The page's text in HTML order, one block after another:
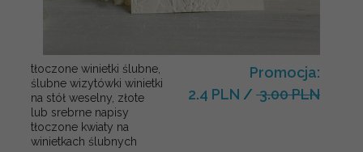
tłoczone winietki ślubne,
ślubne wizytówki winietki
na stół weselny, złote
lub srebrne napisy
tłoczone kwiaty na
winietkach ślubnych
Promocja:
2.4 PLN / 3.00 PLN